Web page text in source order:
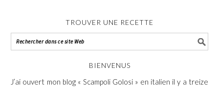
TROUVER UNE RECETTE
BIENVENUS
J’ai ouvert mon blog « Scampoli Golosi » en italien il y a treize